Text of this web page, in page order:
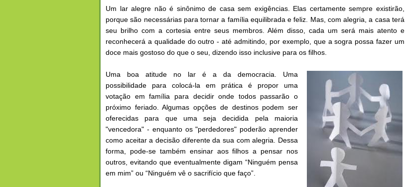
Um lar alegre não é sinônimo de casa sem exigências. Elas certamente sempre existirão,
porque são necessárias para tornar a família equilibrada e feliz. Mas, com alegria, a casa terá
seu brilho com a cortesia entre seus membros. Além disso, cada um será mais atento e
reconhecerá a qualidade do outro - até admitindo, por exemplo, que a sogra possa fazer um
doce mais gostoso do que o seu, dizendo isso inclusive para os filhos.
Uma boa atitude no lar é a da democracia. Uma
possibilidade para colocá-la em prática é propor uma
votação em família para decidir onde todos passarão o
próximo feriado. Algumas opções de destinos podem ser
oferecidas para que uma seja decidida pela maioria
"vencedora" - enquanto os "perdedores" poderão aprender
como aceitar a decisão diferente da sua com alegria. Dessa
forma, pode-se também ensinar aos filhos a pensar nos
outros, evitando que eventualmente digam “Ninguém pensa
em mim” ou “Ninguém vê o sacrifício que faço”.